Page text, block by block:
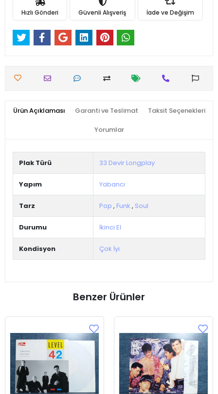
Hızlı Gönderi Güvenli Alışveriş İade ve Değişim
Ürün Açıklaması Garanti ve Teslimat Taksit Seçenekleri
Yorumlar
Plak Türü 33 Devir Longplay
Yapım Yabancı
Tarz Pop , Funk , Soul
Durumu İkinci El
Kondisyon Çok İyi
Benzer Ürünler